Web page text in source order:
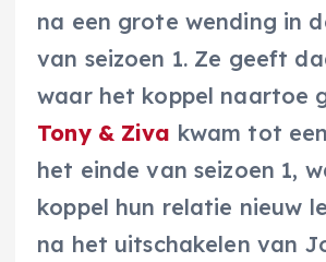
na een grote wending in
van seizoen 1. Ze geeft
waar het koppel naartoe
Tony & Ziva kwam tot
het einde van seizoen 1,
koppel hun relatie nieuw
na het uitschakelen van